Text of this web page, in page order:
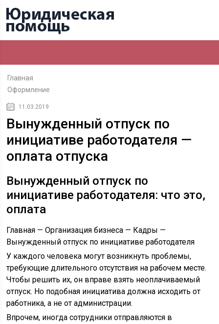
Главная
Оформление
11.03.2019
Вынужденный отпуск по
инициативе работодателя —
оплата отпуска
Вынужденный отпуск по
инициативе работодателя: что это,
оплата
Главная — Организация бизнеса — Кадры —
Вынужденный отпуск по инициативе работодателя
У каждого человека могут возникнуть проблемы,
требующие длительного отсутствия на рабочем месте.
Чтобы решить их, он вправе взять неоплачиваемый
отпуск. Но подобная инициатива должна исходить от
работника, а не от администрации.
Впрочем, иногда сотрудники отправляются в